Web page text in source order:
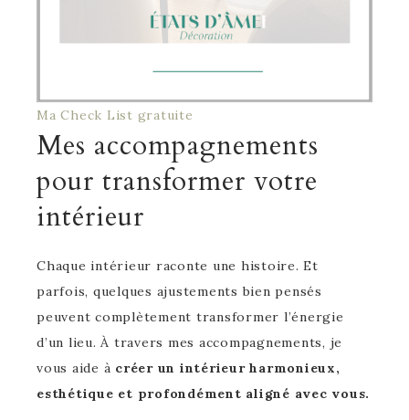
Ma Check List gratuite
Mes accompagnements
pour transformer votre
intérieur
Chaque intérieur raconte une histoire. Et
parfois, quelques ajustements bien pensés
peuvent complètement transformer l’énergie
d’un lieu. À travers mes accompagnements, je
vous aide à créer un intérieur harmonieux,
esthétique et profondément aligné avec vous.